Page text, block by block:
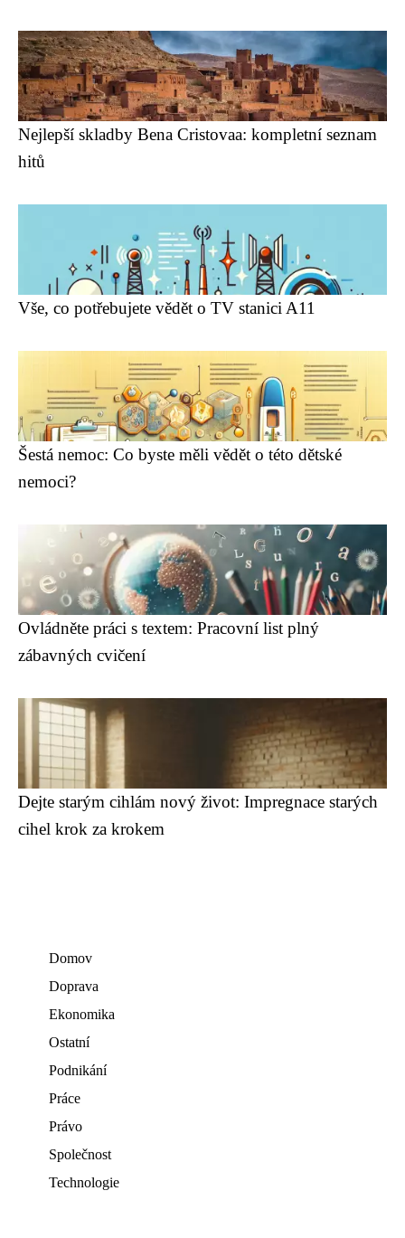
Nejlepší skladby Bena Cristovaa: kompletní seznam
hitů
Vše, co potřebujete vědět o TV stanici A11
Šestá nemoc: Co byste měli vědět o této dětské
nemoci?
Ovládněte práci s textem: Pracovní list plný
zábavných cvičení
Dejte starým cihlám nový život: Impregnace starých
cihel krok za krokem
Domov
Doprava
Ekonomika
Ostatní
Podnikání
Práce
Právo
Společnost
Technologie